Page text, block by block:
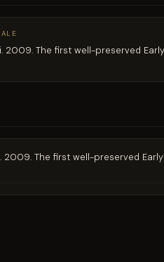
2009. The first well-preserved
2009. The first well-preserved